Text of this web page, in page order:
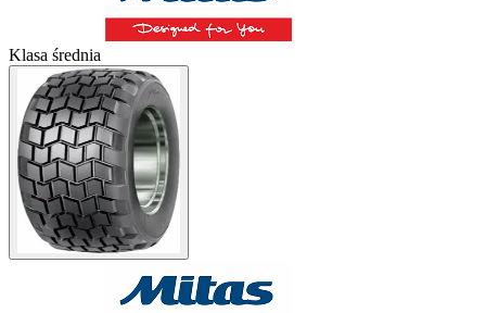
Klasa średnia